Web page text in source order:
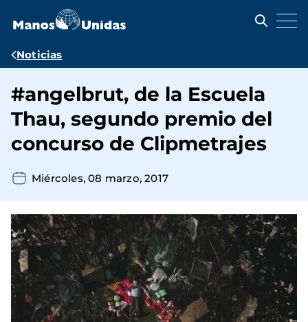
contenido
Ruta
navegación
Noticias
#angelbrut, de la Escuela
Thau, segundo premio del
concurso de Clipmetrajes
Miércoles, 08 marzo, 2017